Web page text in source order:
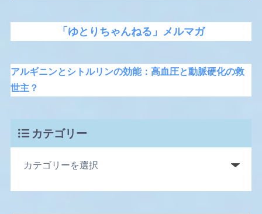
「ゆとりちゃんねる」メルマガ
アルギニンとシトルリンの効能：高血圧と動脈硬化の救
世主？
カテゴリー